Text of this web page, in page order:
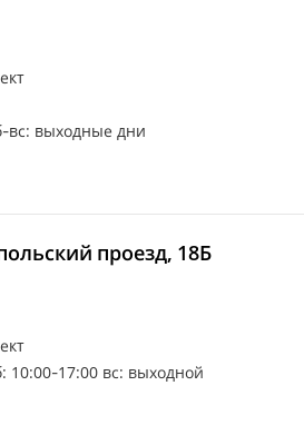
вс: выходные дни
проезд, 18Б
10:00-17:00 вс: выходной